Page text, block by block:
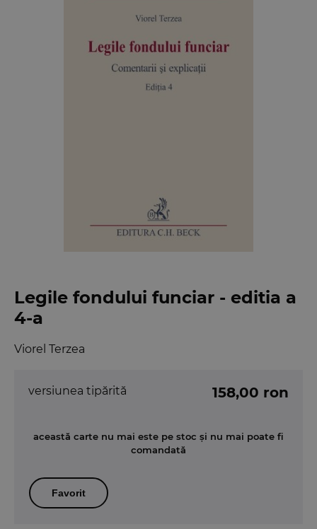
Legile fondului funciar - editia a
4-a
Viorel Terzea
versiunea tipărită 158,00 ron
această carte nu mai este pe stoc și nu mai poate fi
comandată
Favorit